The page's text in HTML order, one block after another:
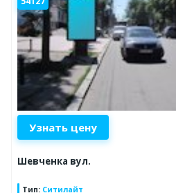
Узнать цену
Шевченка вул.
Тип: Ситилайт